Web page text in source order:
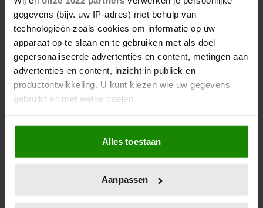
gegevens (bijv. uw IP-adres) met behulp van
technologieën zoals cookies om informatie op uw
apparaat op te slaan en te gebruiken met als doel
gepersonaliseerde advertenties en content, metingen aan
advertenties en content, inzicht in publiek en
productontwikkeling. U kunt kiezen wie uw gegevens
gebruikt en met welke doelen.
Als u het toestaat, willen we ook graag:
Informatie verzamelen over uw geografische
locatie, die tot een paar meter nauwkeurig kan zijn
scannen op specifieke eigenschappen (fingerprinting)
Alles toestaan
Aanpassen
12 januari 2026
KONING FILIP STEEKT VADER
VAN SLACHTOFFER
CAFÉBRAND HART ONDER DE
RIEM